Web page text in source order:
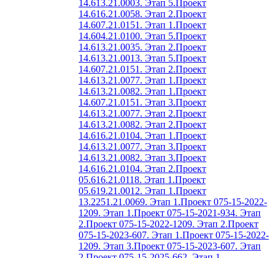
14.613.21.0003. Этап 5.Проект
14.616.21.0058. Этап 2.Проект
14.607.21.0151. Этап 1.Проект
14.604.21.0100. Этап 5.Проект
14.613.21.0035. Этап 2.Проект
14.613.21.0013. Этап 5.Проект
14.607.21.0151. Этап 2.Проект
14.613.21.0077. Этап 1.Проект
14.613.21.0082. Этап 1.Проект
14.607.21.0151. Этап 3.Проект
14.613.21.0077. Этап 2.Проект
14.613.21.0082. Этап 2.Проект
14.616.21.0104. Этап 1.Проект
14.613.21.0077. Этап 3.Проект
14.613.21.0082. Этап 3.Проект
14.616.21.0104. Этап 2.Проект
05.616.21.0118. Этап 1.Проект
05.619.21.0012. Этап 1.Проект
13.2251.21.0069. Этап 1.Проект 075-15-2022-
1209. Этап 1.Проект 075-15-2021-934. Этап
2.Проект 075-15-2022-1209. Этап 2.Проект
075-15-2023-607. Этап 1.Проект 075-15-2022-
1209. Этап 3.Проект 075-15-2023-607. Этап